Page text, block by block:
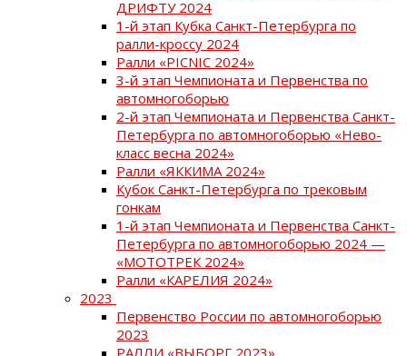
ДРИФТУ 2024
1-й этап Кубка Санкт-Петербурга по
ралли-кроссу 2024
Ралли «PICNIC 2024»
3-й этап Чемпионата и Первенства по
автомногоборью
2-й этап Чемпионата и Первенства Санкт-
Петербурга по автомногоборью «Нево-
класс весна 2024»
Ралли «ЯККИМА 2024»
Кубок Санкт-Петербурга по трековым
гонкам
1-й этап Чемпионата и Первенства Санкт-
Петербурга по автомногоборью 2024 —
«МОТОТРЕК 2024»
Ралли «КАРЕЛИЯ 2024»
2023
Первенство России по автомногоборью
2023
РАЛЛИ «ВЫБОРГ 2023»